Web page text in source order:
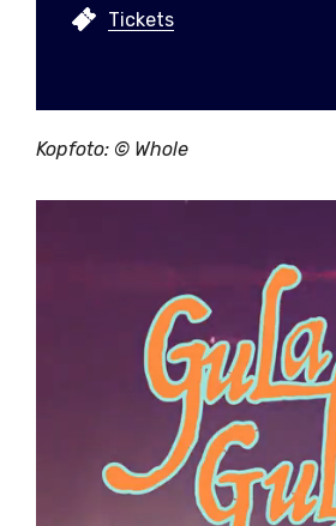
Tickets
Kopfoto: © Whole